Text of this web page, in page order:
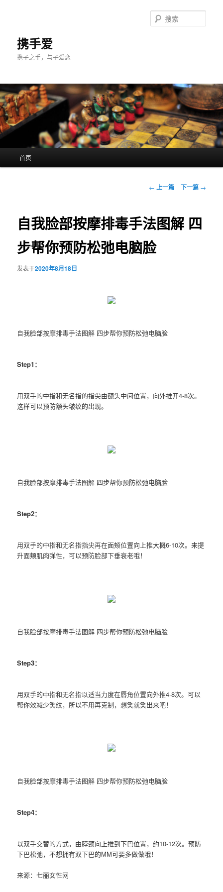
携手爱
携子之手，与子爱恋
索
首页
文
航
← 上一篇 下一篇 →
自我脸部按摩排毒手法图解 四
步帮你预防松弛电脑脸
发表于2020年8月18日
自我脸部按摩排毒手法图解 四步帮你预防松弛电脑脸
Step1：
用双手的中指和无名指的指尖由额头中间位置，向外推开4-8次。
这样可以预防额头皱纹的出现。
自我脸部按摩排毒手法图解 四步帮你预防松弛电脑脸
Step2：
用双手的中指和无名指指尖再在面颊位置向上推大概6-10次。来提
升面颊肌肉弹性，可以预防脸部下垂衰老哦！
自我脸部按摩排毒手法图解 四步帮你预防松弛电脑脸
Step3：
用双手的中指和无名指以适当力度在唇角位置向外推4-8次。可以
帮你效减少笑纹，所以不用再克制，想笑就笑出来吧！
自我脸部按摩排毒手法图解 四步帮你预防松弛电脑脸
Step4：
以双手交替的方式，由脖颈向上推到下巴位置，约10-12次。预防
下巴松弛，不想拥有双下巴的MM可要多做做哦！
来源：七丽女性网